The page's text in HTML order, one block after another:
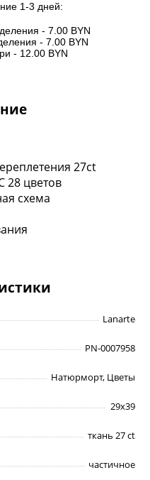
1-3 дней:
- 7.00 BYN
- 7.00 BYN
- 12.00 BYN
27ct
28 цветов
схема
Lanarte
PN-0007958
Натюрморт, Цветы
29x39
ткань 27 ct
частичное